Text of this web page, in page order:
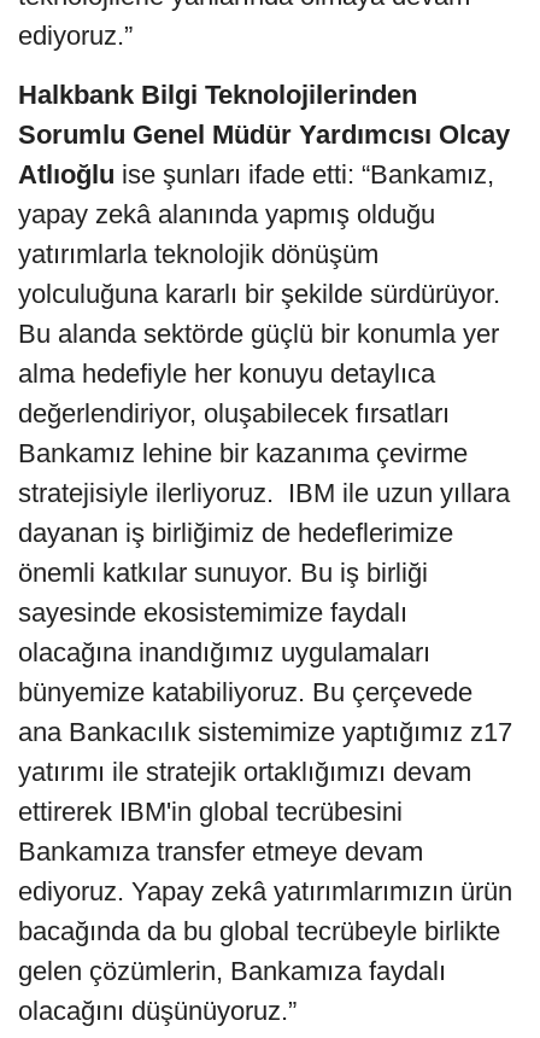
ediyoruz.”
Halkbank Bilgi Teknolojilerinden
Sorumlu Genel Müdür Yardımcısı Olcay
Atlıoğlu ise şunları ifade etti: “Bankamız,
yapay zekâ alanında yapmış olduğu
yatırımlarla teknolojik dönüşüm
yolculuğuna kararlı bir şekilde sürdürüyor.
Bu alanda sektörde güçlü bir konumla yer
alma hedefiyle her konuyu detaylıca
değerlendiriyor, oluşabilecek fırsatları
Bankamız lehine bir kazanıma çevirme
stratejisiyle ilerliyoruz. IBM ile uzun yıllara
dayanan iş birliğimiz de hedeflerimize
önemli katkılar sunuyor. Bu iş birliği
sayesinde ekosistemimize faydalı
olacağına inandığımız uygulamaları
bünyemize katabiliyoruz. Bu çerçevede
ana Bankacılık sistemimize yaptığımız z17
yatırımı ile stratejik ortaklığımızı devam
ettirerek IBM'in global tecrübesini
Bankamıza transfer etmeye devam
ediyoruz. Yapay zekâ yatırımlarımızın ürün
bacağında da bu global tecrübeyle birlikte
gelen çözümlerin, Bankamıza faydalı
olacağını düşünüyoruz.”